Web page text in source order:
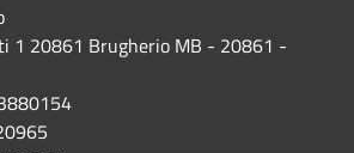
1 20861 Brugherio MB - 20861 -